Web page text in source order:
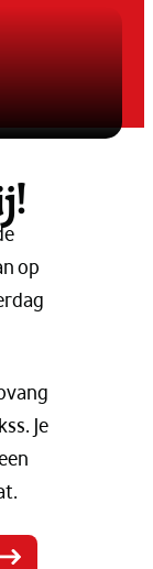
op
Je